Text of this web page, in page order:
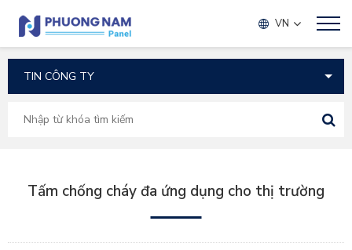
VN
TIN TỨC
Tấm chống cháy đa ứng dụng cho thị trường